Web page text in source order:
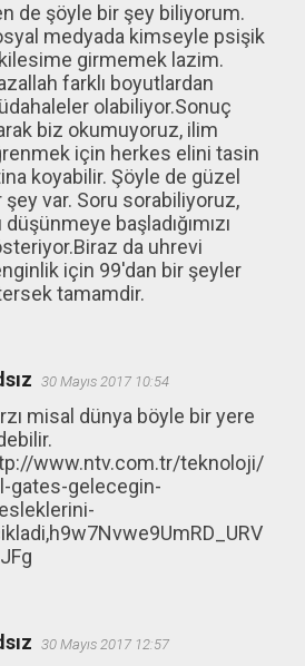
de şöyle bir şey biliyorum.
medyada kimseyle psişik
girmemek lazim.
farklı boyutlardan
olabiliyor.Sonuç
biz okumuyoruz, ilim
için herkes elini tasin
koyabilir. Şöyle de güzel
şey var. Soru sorabiliyoruz,
düşünmeye başladığımızı
da uhrevi
için 99'dan bir şeyler
tamamdir.
30 Mayıs 2017 10:54
misal dünya böyle bir yere
www.ntv.com.tr/teknoloji/
gates-gelecegin-
30 Mayıs 2017 12:57